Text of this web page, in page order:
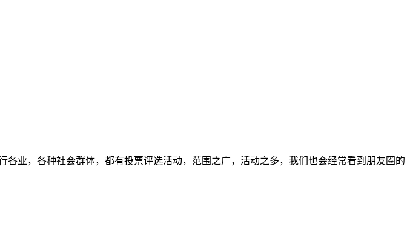
业，各种社会群体，都有投票评选活动，范围之广，活动之多，我们也会经常看到朋友圈的